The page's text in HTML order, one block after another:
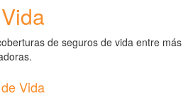
de seguros de vida entre más
Vida